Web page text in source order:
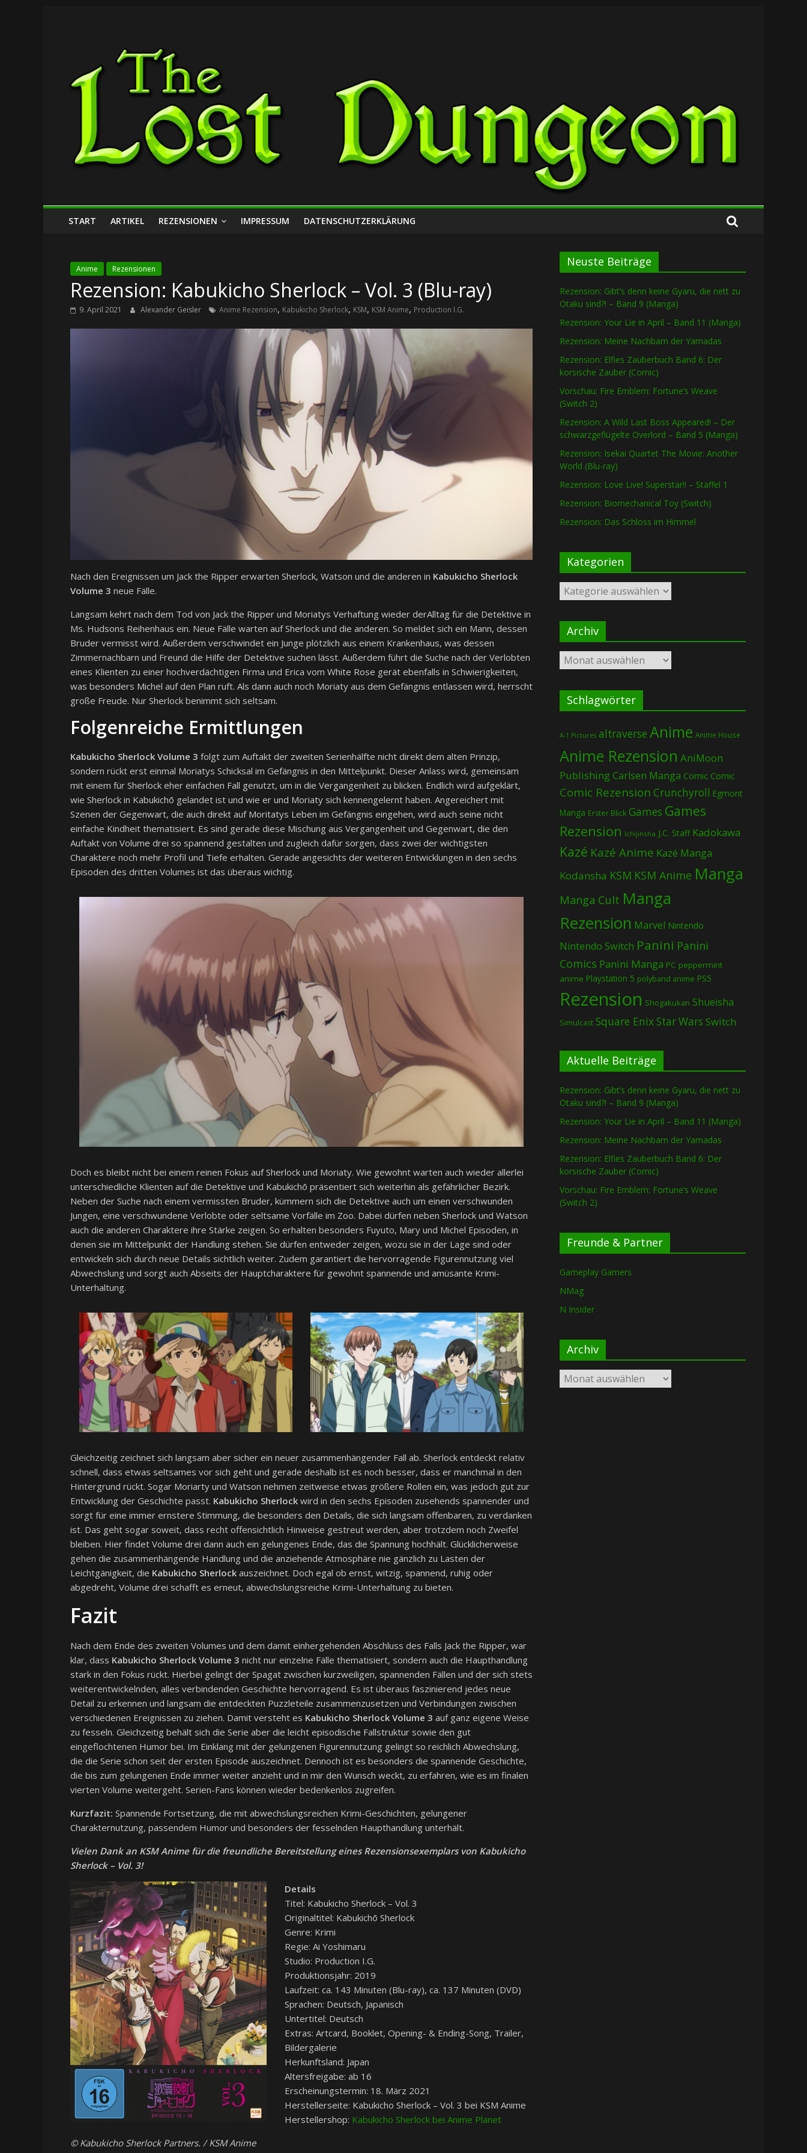
Lost
Dungeon
START ARTIKEL REZENSIONEN IMPRESSUM DATENSCHUTZERKLÄRUNG
Anime Rezensionen
Rezension: Kabukicho Sherlock – Vol. 3 (Blu-ray)
9. April 2021 Alexander Geisler Anime Rezension, Kabukicho Sherlock, KSM, KSM Anime, Production I.G.
Nach den Ereignissen um Jack the Ripper erwarten Sherlock, Watson und die anderen in Kabukicho Sherlock
Volume 3 neue Fälle.
Langsam kehrt nach dem Tod von Jack the Ripper und Moriatys Verhaftung wieder derAlltag für die Detektive in
Ms. Hudsons Reihenhaus ein. Neue Fälle warten auf Sherlock und die anderen. So meldet sich ein Mann, dessen
Bruder vermisst wird. Außerdem verschwindet ein Junge plötzlich aus einem Krankenhaus, was dessen
Zimmernachbarn und Freund die Hilfe der Detektive suchen lässt. Außerdem führt die Suche nach der Verlobten
eines Klienten zu einer hochverdächtigen Firma und Erica vom White Rose gerät ebenfalls in Schwierigkeiten,
was besonders Michel auf den Plan ruft. Als dann auch noch Moriaty aus dem Gefängnis entlassen wird, herrscht
große Freude. Nur Sherlock benimmt sich seltsam.
Folgenreiche Ermittlungen
Kabukicho Sherlock Volume 3 folgt zum Auftakt der zweiten Serienhälfte nicht direkt dem alten Prinzip,
sondern rückt erst einmal Moriatys Schicksal im Gefängnis in den Mittelpunkt. Dieser Anlass wird, gemeinsam
mit einem für Sherlock eher einfachen Fall genutzt, um in die Vergangenheit zu blicken. Endlich wird aufgeklärt,
wie Sherlock in Kabukichō gelandet ist und wie er und Moriaty sich kennengelernt haben. Angereichert mit
Szenen der Gegenwart, die auch direkt auf Moritatys Leben im Gefängnis eingehen, wird auch seine nicht
einfache Kindheit thematisiert. Es sind gerade diese Mischung aus Vergangenheit und Gegenwart, die den
Auftakt von Volume drei so spannend gestalten und zugleich dafür sorgen, dass zwei der wichtigsten
Charaktere noch mehr Profil und Tiefe erhalten. Gerade angesichts der weiteren Entwicklungen in den sechs
Episoden des dritten Volumes ist das überaus wichtig.
Doch es bleibt nicht bei einem reinen Fokus auf Sherlock und Moriaty. Wie gewohnt warten auch wieder allerlei
unterschiedliche Klienten auf die Detektive und Kabukichō präsentiert sich weiterhin als gefährlicher Bezirk.
Neben der Suche nach einem vermissten Bruder, kümmern sich die Detektive auch um einen verschwunden
Jungen, eine verschwundene Verlobte oder seltsame Vorfälle im Zoo. Dabei dürfen neben Sherlock und Watson
auch die anderen Charaktere ihre Stärke zeigen. So erhalten besonders Fuyuto, Mary und Michel Episoden, in
denen sie im Mittelpunkt der Handlung stehen. Sie dürfen entweder zeigen, wozu sie in der Lage sind oder
entwickeln sich durch neue Details sichtlich weiter. Zudem garantiert die hervorragende Figurennutzung viel
Abwechslung und sorgt auch Abseits der Hauptcharaktere für gewohnt spannende und amüsante Krimi-
Unterhaltung.
Gleichzeitig zeichnet sich langsam aber sicher ein neuer zusammenhängender Fall ab. Sherlock entdeckt relativ
schnell, dass etwas seltsames vor sich geht und gerade deshalb ist es noch besser, dass er manchmal in den
Hintergrund rückt. Sogar Moriarty und Watson nehmen zeitweise etwas größere Rollen ein, was jedoch gut zur
Entwicklung der Geschichte passt. Kabukicho Sherlock wird in den sechs Episoden zusehends spannender und
sorgt für eine immer ernstere Stimmung, die besonders den Details, die sich langsam offenbaren, zu verdanken
ist. Das geht sogar soweit, dass recht offensichtlich Hinweise gestreut werden, aber trotzdem noch Zweifel
bleiben. Hier findet Volume drei dann auch ein gelungenes Ende, das die Spannung hochhält. Glücklicherweise
gehen die zusammenhängende Handlung und die anziehende Atmosphäre nie gänzlich zu Lasten der
Leichtgänigkeit, die Kabukicho Sherlock auszeichnet. Doch egal ob ernst, witzig, spannend, ruhig oder
abgedreht, Volume drei schafft es erneut, abwechslungsreiche Krimi-Unterhaltung zu bieten.
Fazit
Nach dem Ende des zweiten Volumes und dem damit einhergehenden Abschluss des Falls Jack the Ripper, war
klar, dass Kabukicho Sherlock Volume 3 nicht nur einzelne Fälle thematisiert, sondern auch die Haupthandlung
stark in den Fokus rückt. Hierbei gelingt der Spagat zwischen kurzweiligen, spannenden Fällen und der sich stets
weiterentwickelnden, alles verbindenden Geschichte hervorragend. Es ist überaus faszinierend jedes neue
Detail zu erkennen und langsam die entdeckten Puzzleteile zusammenzusetzen und Verbindungen zwischen
verschiedenen Ereignissen zu ziehen. Damit versteht es Kabukicho Sherlock Volume 3 auf ganz eigene Weise
zu fesseln. Gleichzeitig behält sich die Serie aber die leicht episodische Fallstruktur sowie den gut
eingeflochtenen Humor bei. Im Einklang mit der gelungenen Figurennutzung gelingt so reichlich Abwechslung,
die die Serie schon seit der ersten Episode auszeichnet. Dennoch ist es besonders die spannende Geschichte,
die bis zum gelungenen Ende immer weiter anzieht und in mir den Wunsch weckt, zu erfahren, wie es im finalen
vierten Volume weitergeht. Serien-Fans können wieder bedenkenlos zugreifen.
Kurzfazit: Spannende Fortsetzung, die mit abwechslungsreichen Krimi-Geschichten, gelungener
Charakternutzung, passendem Humor und besonders der fesselnden Haupthandlung unterhält.
Vielen Dank an KSM Anime für die freundliche Bereitstellung eines Rezensionsexemplars von Kabukicho
Sherlock – Vol. 3!
Details
Titel: Kabukicho Sherlock – Vol. 3
Originaltitel: Kabukichō Sherlock
Genre: Krimi
Regie: Ai Yoshimaru
Studio: Production I.G.
Produktionsjahr: 2019
Laufzeit: ca. 143 Minuten (Blu-ray), ca. 137 Minuten (DVD)
Sprachen: Deutsch, Japanisch
Untertitel: Deutsch
Extras: Artcard, Booklet, Opening- & Ending-Song, Trailer,
Bildergalerie
Herkunftsland: Japan
Altersfreigabe: ab 16
Erscheinungstermin: 18. März 2021
Herstellerseite: Kabukicho Sherlock – Vol. 3 bei KSM Anime
Herstellershop: Kabukicho Sherlock bei Anime Planet
© Kabukicho Sherlock Partners. / KSM Anime
Neuste Beiträge
Rezension: Gibt’s denn keine Gyaru, die nett zu
Otaku sind?! – Band 9 (Manga)
Rezension: Your Lie in April – Band 11 (Manga)
Rezension: Meine Nachbarn der Yamadas
Rezension: Elfies Zauberbuch Band 6: Der
korsische Zauber (Comic)
Vorschau: Fire Emblem: Fortune’s Weave
(Switch 2)
Rezension: A Wild Last Boss Appeared! – Der
schwarzgeflügelte Overlord – Band 5 (Manga)
Rezension: Isekai Quartet The Movie: Another
World (Blu-ray)
Rezension: Love Live! Superstar!! – Staffel 1
Rezension: Biomechanical Toy (Switch)
Rezension: Das Schloss im Himmel
Kategorien
Kategorien
Archiv
Archiv
Schlagwörter
A-1 Pictures altraverse Anime Anime House
Anime Rezension AniMoon
PublishingCarlsen Manga Comic Comic
Comic Rezension Crunchyroll Egmont
Manga Erster Blick Games Games
Rezension Ichijinsha J.C. Staff Kadokawa
Kazé Kazé Anime Kazé Manga
Kodansha KSM KSM Anime Manga
Manga Cult Manga
Rezension Marvel Nintendo
Nintendo Switch Panini Panini
Comics Panini Manga PC peppermint
anime Playstation 5 polyband anime PS5
Rezension Shogakukan Shueisha
Simulcast Square EnixStar Wars Switch
Aktuelle Beiträge
Rezension: Gibt’s denn keine Gyaru, die nett zu
Otaku sind?! – Band 9 (Manga)
Rezension: Your Lie in April – Band 11 (Manga)
Rezension: Meine Nachbarn der Yamadas
Rezension: Elfies Zauberbuch Band 6: Der
korsische Zauber (Comic)
Vorschau: Fire Emblem: Fortune’s Weave
(Switch 2)
Freunde & Partner
Gameplay Gamers
NMag
N Insider
Archiv
Archiv